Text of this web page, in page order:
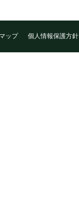
ップ 個人情報保護方針